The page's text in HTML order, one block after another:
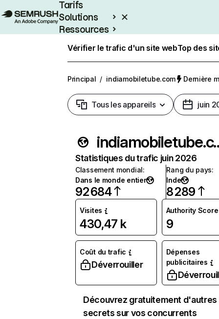
Tarifs
Solutions
Ressources
Vérifier le trafic d'un site webTop des
Principal / indiamobiletube.com Dernière
Tous les appareils juin
Statistiques du trafic juin 2026
Classement mondial:
Dans le monde entier
92 684
Rang du pays:
Inde
8 289
Visites
430,47 k
Authority Score
9
Coût du trafic
Déverrouiller
Dépenses
publicitaires
Découvrez gratuitement d'autres
secrets sur vos concurrents